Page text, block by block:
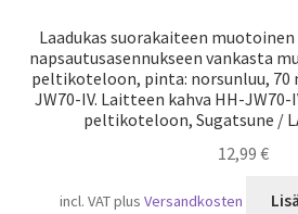
Laadukas suorakaiteen
napsautusasennukseen vankasta
peltikoteloon, pinta: norsunluu, 70
JW70-IV. Laitteen kahva HH-
peltikoteloon, Sugatsune /
12,99 €
incl. VATplusVersandkosten